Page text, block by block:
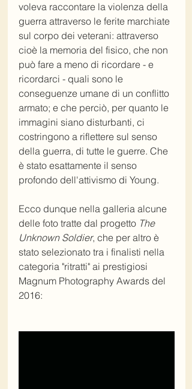
voleva raccontare la violenza della
guerra attraverso le ferite marchiate
sul corpo dei veterani: attraverso
cioè la memoria del fisico, che non
può fare a meno di ricordare - e
ricordarci - quali sono le
conseguenze umane di un conflitto
armato; e che perciò, per quanto le
immagini siano disturbanti, ci
costringono a riflettere sul senso
della guerra, di tutte le guerre. Che
è stato esattamente il senso
profondo dell'attivismo di Young.
Ecco dunque nella galleria alcune
delle foto tratte dal progetto The
Unknown Soldier, che per altro è
stato selezionato tra i finalisti nella
categoria "ritratti" ai prestigiosi
Magnum Photography Awards del
2016: